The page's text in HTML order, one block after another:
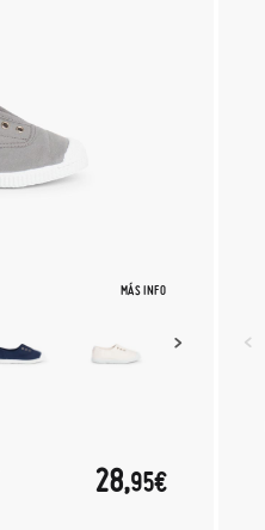
MÁS INFO
28,95€